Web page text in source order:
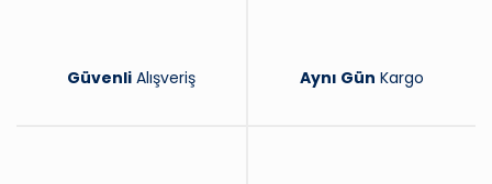
Güvenli Alışveriş Aynı Gün Kargo